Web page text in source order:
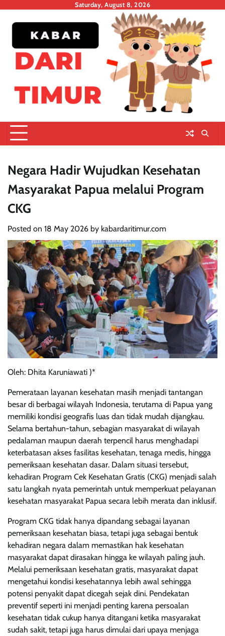
Saturday, August 8, 2026
Negara Hadir Wujudkan Kesehatan
Masyarakat Papua melalui Program
CKG
Posted on 18 May 2026 by kabardaritimur.com
Oleh: Dhita Karuniawati )*
Pemerataan layanan kesehatan masih menjadi tantangan
besar di berbagai wilayah Indonesia, terutama di Papua yang
memiliki kondisi geografis luas dan tidak mudah dijangkau.
Selama bertahun-tahun, sebagian masyarakat di wilayah
pedalaman maupun daerah terpencil harus menghadapi
keterbatasan akses fasilitas kesehatan, tenaga medis, hingga
pemeriksaan kesehatan dasar. Dalam situasi tersebut,
kehadiran Program Cek Kesehatan Gratis (CKG) menjadi salah
satu langkah nyata pemerintah untuk memperkuat pelayanan
kesehatan masyarakat Papua secara lebih merata dan inklusif.
Program CKG tidak hanya dipandang sebagai layanan
pemeriksaan kesehatan biasa, tetapi juga sebagai bentuk
kehadiran negara dalam memastikan hak kesehatan
masyarakat dapat dirasakan hingga ke wilayah paling jauh.
Melalui pemeriksaan kesehatan gratis, masyarakat dapat
mengetahui kondisi kesehatannya lebih awal sehingga
potensi penyakit dapat dicegah sejak dini. Pendekatan
preventif seperti ini menjadi penting karena persoalan
kesehatan tidak cukup hanya ditangani ketika masyarakat
sudah sakit, tetapi juga harus dimulai dari upaya menjaga